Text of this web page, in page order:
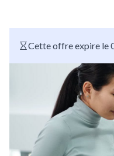
Cette offre expire le